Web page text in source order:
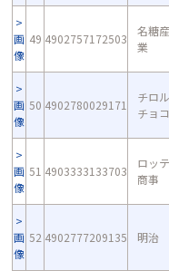
画
像
49 4902757172503
名糖産
業
画
像
50 4902780029171
チロル
チョコ
画
像
51 4903333133703
ロッテ
商事
画
像
52 4902777209135 明治